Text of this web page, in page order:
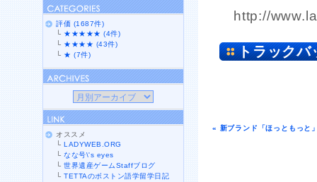
http://
トラックバ
« 新ブランド「ほっともっと
評価 (1687件)
└ ★★★★★ (4件)
└ ★★★★ (43件)
└ ★ (7件)
オススメ
└LADYWEB.ORG
└なな号\'s eyes
└世界遺産ゲームStaffブログ
└TETTAのボストン語学留学日記